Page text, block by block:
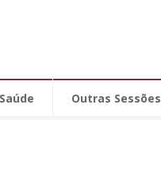
Saúde Outras Sessões